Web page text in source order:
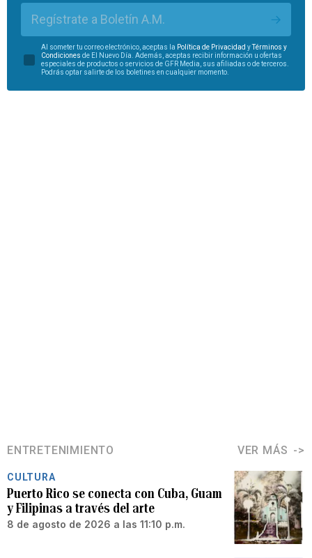
Regístrate a Boletín A.M.
Al someter tu correo electrónico, aceptas la Política de Privacidad yTérminos y
Condiciones de El Nuevo Día. Además, aceptas recibir información u ofertas
especiales de productos o servicios de GFR Media, sus afiliadas o de terceros.
Podrás optar salirte de los boletines en cualquier momento.
ENTRETENIMIENTO VER MÁS
CULTURA
Puerto Rico se conecta con Cuba, Guam
y Filipinas a través del arte
8 de agosto de 2026 a las 11:10 p.m.